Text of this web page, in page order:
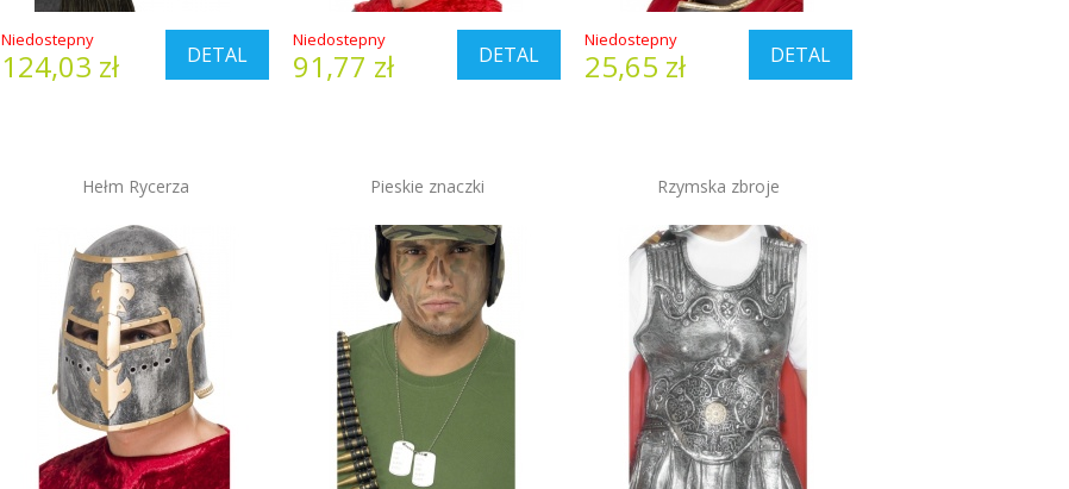
DETAL
Niedostepny
124,03 zł DETAL
Niedostepny
91,77 zł DETAL
Niedostepny
25,65 zł
Hełm Rycerza Pieskie znaczki Rzymska zbroje